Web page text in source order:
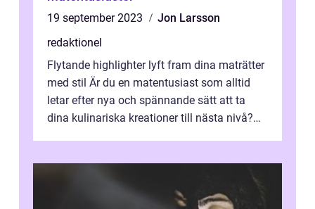
19 september 2023
Jon Larsson
redaktionel
Flytande highlighter lyft fram dina maträtter
med stil Är du en matentusiast som alltid
letar efter nya och spännande sätt att ta
dina kulinariska kreationer till nästa nivå?